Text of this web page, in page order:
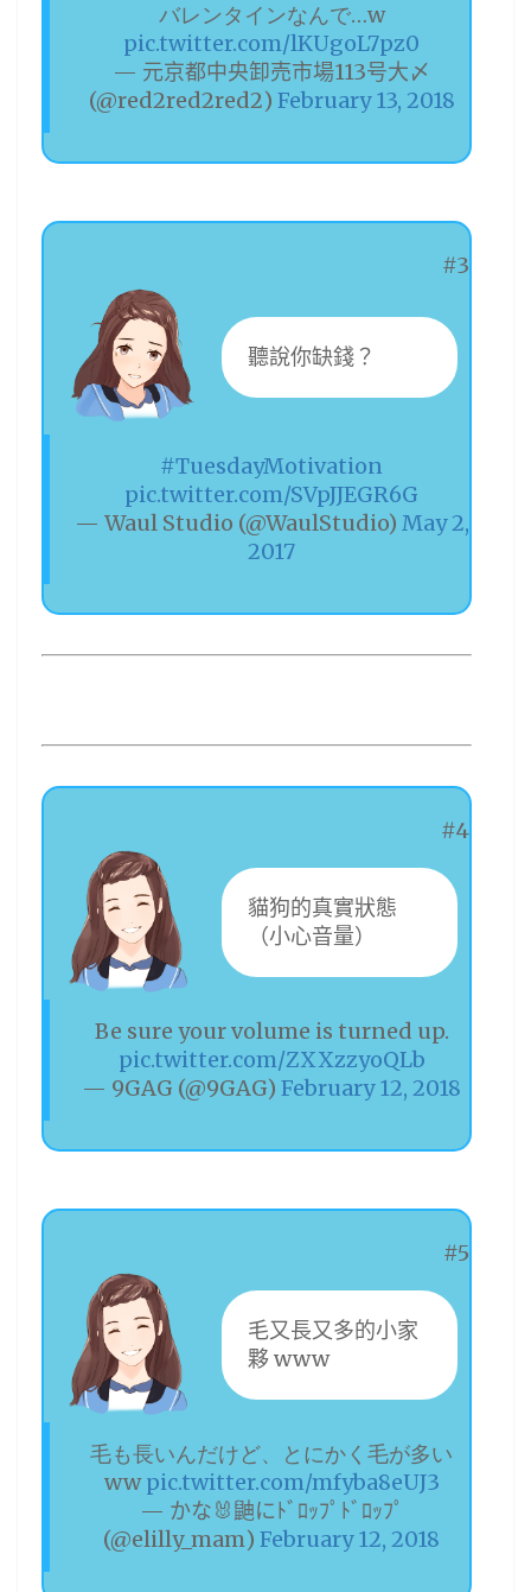
バレンタインなんで…w
pic.twitter.com/lKUgoL7pz0
— 元京都中央卸売市場113号大〆
(@red2red2red2) February 13, 2018
#3
聽說你缺錢？
#TuesdayMotivation
pic.twitter.com/SVpJJEGR6G
— Waul Studio (@WaulStudio) May 2,
2017
#4
貓狗的真實狀態
（小心音量）
Be sure your volume is turned up.
pic.twitter.com/ZXXzzyoQLb
— 9GAG (@9GAG) February 12, 2018
#5
毛又長又多的小家
夥 www
毛も長いんだけど、とにかく毛が多い
wwpic.twitter.com/mfyba8eUJ3
— かな🐰鼬にﾄﾞﾛｯﾌﾟﾄﾞﾛｯﾌﾟ
(@elilly_mam) February 12, 2018